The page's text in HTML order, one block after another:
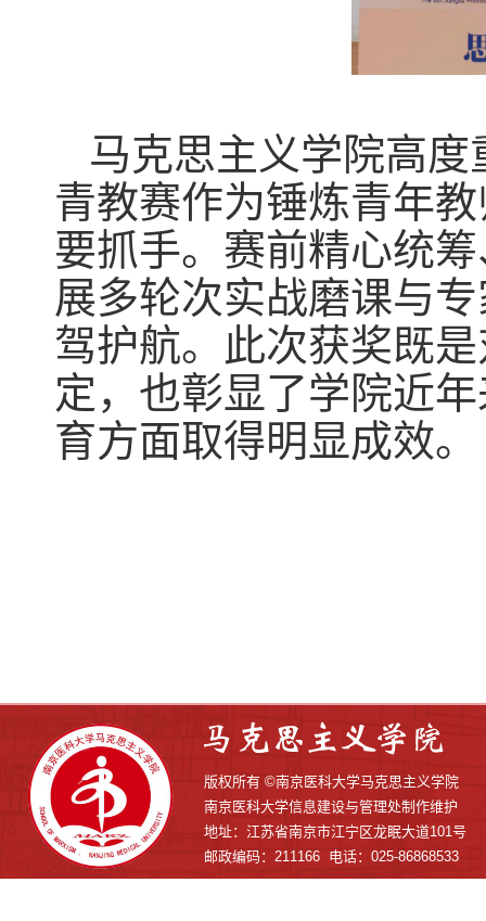
马克思主义学院高
青教赛作为锤炼青年
要抓手。赛前精心统
展多轮次实战磨课与
驾护航。此次获奖既
定，也彰显了学院近
育方面取得明显成效。
版权所有 ©南京医科大学马克思主义学院
南京医科大学信息建设与管理处制作维护
地址：江苏省南京市江宁区龙眠大道101号
邮政编码：211166 电话：025-86868533